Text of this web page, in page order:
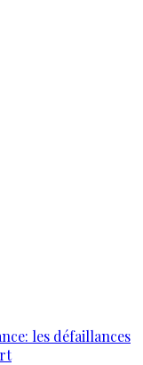
les défaillances